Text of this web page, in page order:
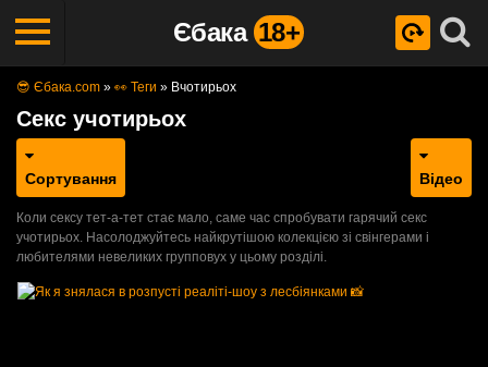
Єбака 18+
😎 Єбака.com » 👀 Теги » Вчотирьох
Секс учотирьох
Сортування Відео
Коли сексу тет-а-тет стає мало, саме час спробувати гарячий секс
учотирьох. Насолоджуйтесь найкрутішою колекцією зі свінгерами і
любителями невеликих групповух у цьому розділі.